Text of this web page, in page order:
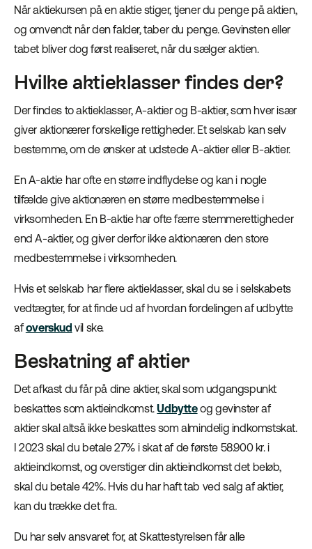
Når aktiekursen på en aktie stiger, tjener du penge på aktien,
og omvendt når den falder, taber du penge. Gevinsten eller
tabet bliver dog først realiseret, når du sælger aktien.
Hvilke aktieklasser findes der?
Der findes to aktieklasser, A-aktier og B-aktier, som hver især
giver aktionærer forskellige rettigheder. Et selskab kan selv
bestemme, om de ønsker at udstede A-aktier eller B-aktier.
En A-aktie har ofte en større indflydelse og kan i nogle
tilfælde give aktionæren en større medbestemmelse i
virksomheden. En B-aktie har ofte færre stemmerettigheder
end A-aktier, og giver derfor ikke aktionæren den store
medbestemmelse i virksomheden.
Hvis et selskab har flere aktieklasser, skal du se i selskabets
vedtægter, for at finde ud af hvordan fordelingen af udbytte
afoverskud vil ske.
Beskatning af aktier
Det afkast du får på dine aktier, skal som udgangspunkt
beskattes som aktieindkomst.Udbytteog gevinster af
aktier skal altså ikke beskattes som almindelig indkomstskat.
I 2023 skal du betale 27% i skat af de første 58.900 kr. i
aktieindkomst, og overstiger din aktieindkomst det beløb,
skal du betale 42%. Hvis du har haft tab ved salg af aktier,
kan du trække det fra.
Du har selv ansvaret for, at Skattestyrelsen får alle